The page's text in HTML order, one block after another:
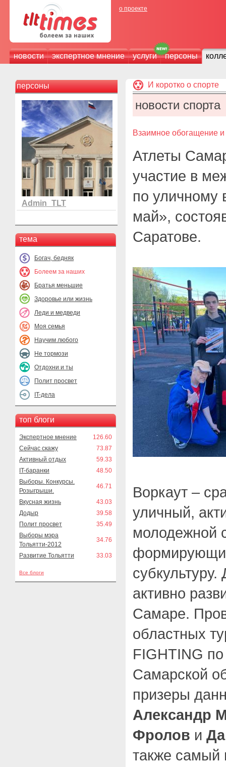
о проекте
новости экспертное мнение услуги персоны
персоны
Admin_TLT
тема
Богач, бедняк
Болеем за наших
Братья меньшие
Здоровье или жизнь
Леди и медведи
Моя семья
Научим любого
Не тормози
Отдохни и ты
Полит просвет
IT-дела
топ блоги
Экспертное мнение
126.60
Сейчас скажу
73.87
Активный отдых
59.33
IT-баранки
48.50
Выборы. Конкурсы.
Розыгрыши.
46.71
Вкусная жизнь
43.03
Додыр
39.58
Полит просвет
35.49
Выборы мэра
Тольятти-2012
34.76
Развитие Тольятти 33.03
Все блоги
И коротко о спорте
новости спорта
Взаимное обогащение и
Атлеты
участие в
по уличному
май»,
Саратове.
Воркаут –
уличный,
молодежной
активно
Самаре.
областных
FIGHTING
Самарской
призеры
Александр
Фролов и
также самый